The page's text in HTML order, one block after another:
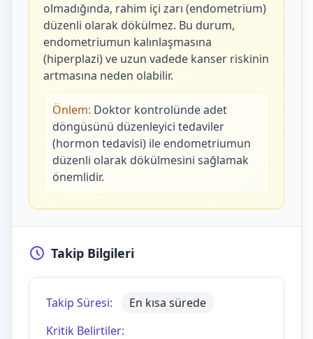
olmadığında, rahim içi zarı (endometrium)
düzenli olarak dökülmez. Bu durum,
endometriumun kalınlaşmasına
(hiperplazi) ve uzun vadede kanser riskinin
artmasına neden olabilir.
Önlem: Doktor kontrolünde adet
döngüsünü düzenleyici tedaviler
(hormon tedavisi) ile endometriumun
düzenli olarak dökülmesini sağlamak
önemlidir.
Takip Bilgileri
Takip Süresi:
En kısa sürede
Kritik Belirtiler: